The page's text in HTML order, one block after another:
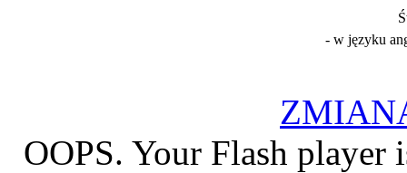
- w języku
OOPS. Your Flash player